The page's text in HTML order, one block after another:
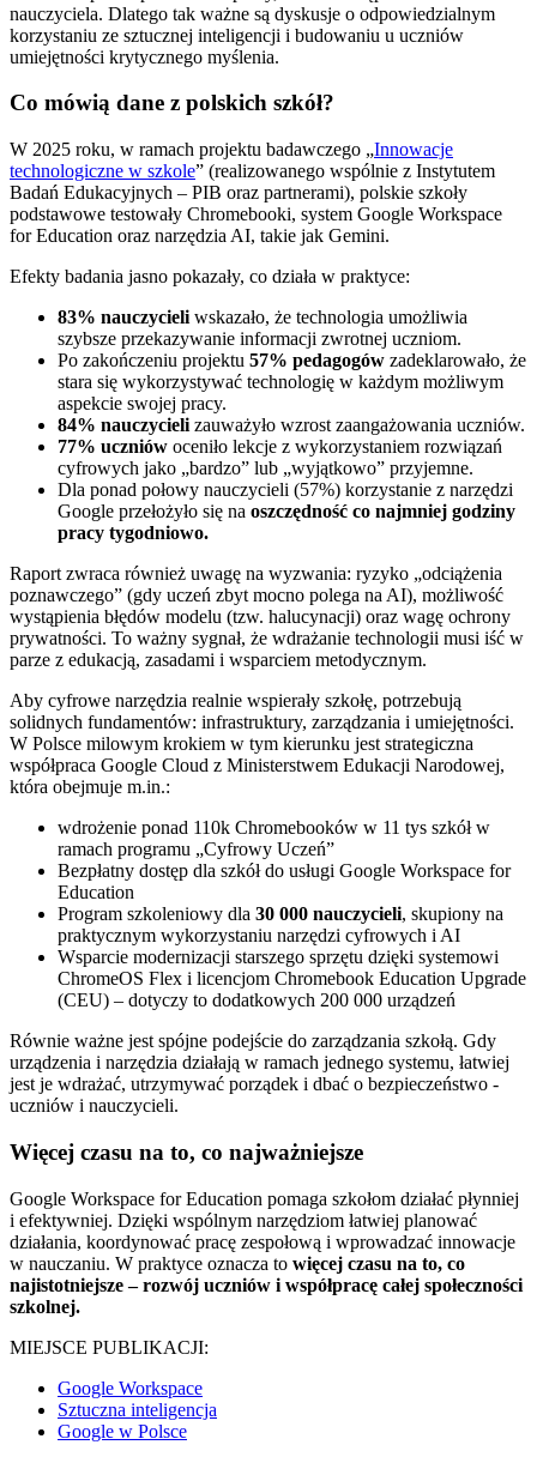
nauczyciela. Dlatego tak ważne są dyskusje o odpowiedzialnym
korzystaniu ze sztucznej inteligencji i budowaniu u uczniów
umiejętności krytycznego myślenia.
Co mówią dane z polskich szkół?
W 2025 roku, w ramach projektu badawczego „Innowacje
technologiczne w szkole” (realizowanego wspólnie z Instytutem
Badań Edukacyjnych – PIB oraz partnerami), polskie szkoły
podstawowe testowały Chromebooki, system Google Workspace
for Education oraz narzędzia AI, takie jak Gemini.
Efekty badania jasno pokazały, co działa w praktyce:
83% nauczycieli wskazało, że technologia umożliwia
szybsze przekazywanie informacji zwrotnej uczniom.
Po zakończeniu projektu 57% pedagogów zadeklarowało, że
stara się wykorzystywać technologię w każdym możliwym
aspekcie swojej pracy.
84% nauczycieli zauważyło wzrost zaangażowania uczniów.
77% uczniów oceniło lekcje z wykorzystaniem rozwiązań
cyfrowych jako „bardzo” lub „wyjątkowo” przyjemne.
Dla ponad połowy nauczycieli (57%) korzystanie z narzędzi
Google przełożyło się na oszczędność co najmniej godziny
pracy tygodniowo.
Raport zwraca również uwagę na wyzwania: ryzyko „odciążenia
poznawczego” (gdy uczeń zbyt mocno polega na AI), możliwość
wystąpienia błędów modelu (tzw. halucynacji) oraz wagę ochrony
prywatności. To ważny sygnał, że wdrażanie technologii musi iść w
parze z edukacją, zasadami i wsparciem metodycznym.
Aby cyfrowe narzędzia realnie wspierały szkołę, potrzebują
solidnych fundamentów: infrastruktury, zarządzania i umiejętności.
W Polsce milowym krokiem w tym kierunku jest strategiczna
współpraca Google Cloud z Ministerstwem Edukacji Narodowej,
która obejmuje m.in.:
wdrożenie ponad 110k Chromebooków w 11 tys szkół w
ramach programu „Cyfrowy Uczeń”
Bezpłatny dostęp dla szkół do usługi Google Workspace for
Education
Program szkoleniowy dla 30 000 nauczycieli, skupiony na
praktycznym wykorzystaniu narzędzi cyfrowych i AI
Wsparcie modernizacji starszego sprzętu dzięki systemowi
ChromeOS Flex i licencjom Chromebook Education Upgrade
(CEU) – dotyczy to dodatkowych 200 000 urządzeń
Równie ważne jest spójne podejście do zarządzania szkołą. Gdy
urządzenia i narzędzia działają w ramach jednego systemu, łatwiej
jest je wdrażać, utrzymywać porządek i dbać o bezpieczeństwo -
uczniów i nauczycieli.
Więcej czasu na to, co najważniejsze
Google Workspace for Education pomaga szkołom działać płynniej
i efektywniej. Dzięki wspólnym narzędziom łatwiej planować
działania, koordynować pracę zespołową i wprowadzać innowacje
w nauczaniu. W praktyce oznacza to więcej czasu na to, co
najistotniejsze – rozwój uczniów i współpracę całej społeczności
szkolnej.
MIEJSCE PUBLIKACJI:
Google Workspace
Sztuczna inteligencja
Google w Polsce